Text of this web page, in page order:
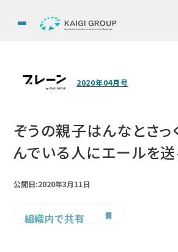
2020年04月号
ぞうの親子はんなとさっ
んでいる人にエールを送
公開日:2020年3月11日
組織内で共有